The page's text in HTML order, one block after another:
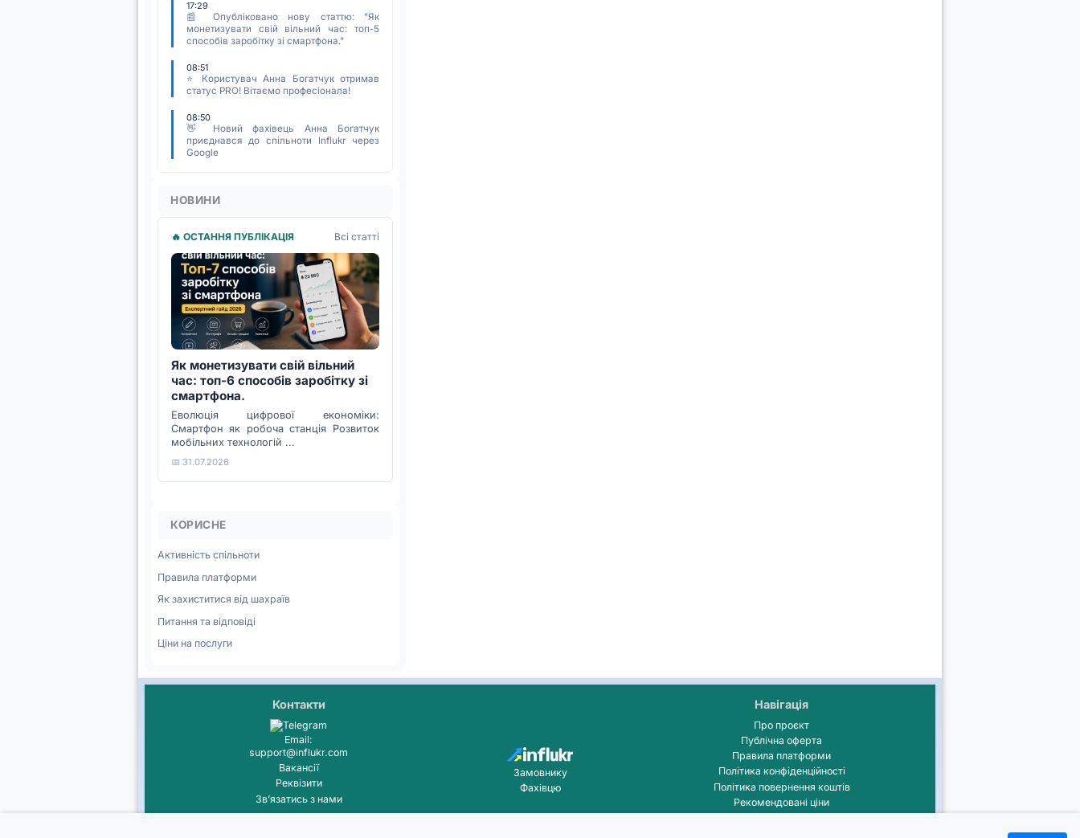
17:29
📰 Опубліковано нову статтю: "Як
монетизувати свій вільний час: топ-5
способів заробітку зі смартфона."
08:51
⭐ Користувач Анна Богатчук отримав
статус PRO! Вітаємо професіонала!
08:50
👋 Новий фахівець Анна Богатчук
приєднався до спільноти Influkr через
Google
НОВИНИ
🔥 ОСТАННЯ ПУБЛІКАЦІЯ Всі статті
Як монетизувати свій вільний
час: топ-6 способів заробітку зі
смартфона.
Еволюція цифрової економіки:
Смартфон як робоча станція Розвиток
мобільних технологій ...
📅 31.07.2026
КОРИСНЕ
Активність спільноти
Правила платформи
Як захиститися від шахраїв
Питання та відповіді
Ціни на послуги
Контакти
Email:
support@influkr.com
Вакансії
Реквізити
Звʼязатись з нами
Замовнику
Фахівцю
Навігація
Про проєкт
Публічна оферта
Правила платформи
Політика конфіденційності
Політика повернення коштів
Рекомендовані ціни